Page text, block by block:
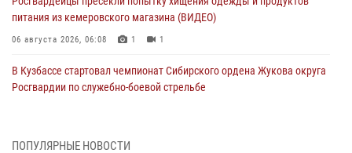
питания из кемеровского магазина (ВИДЕО)
06 августа 2026, 06:08 1 1
В Кузбассе стартовал чемпионат Сибирского ордена Жукова округа
Росгвардии по служебно-боевой стрельбе
Росгвардейцы задержали в Кемерове дебошира, устроившего
ПОПУЛЯРНЫЕ НОВОСТИ